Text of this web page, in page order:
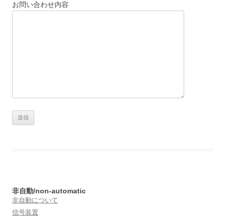
お問い合わせ内容
非自動/non-automatic
非自動について
信号装置